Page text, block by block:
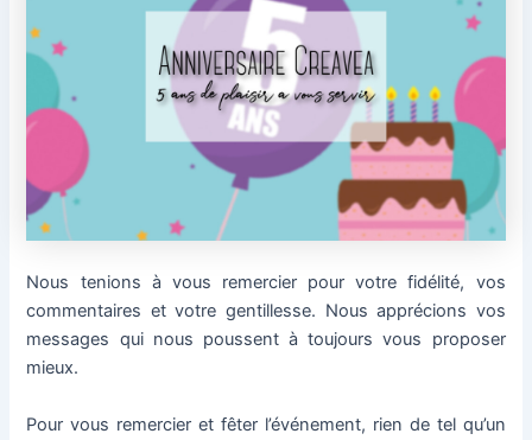
Nous tenions à vous remercier pour votre fidélité, vos
commentaires et votre gentillesse. Nous apprécions vos
messages qui nous poussent à toujours vous proposer
mieux.
Pour vous remercier et fêter l’événement, rien de tel qu’un